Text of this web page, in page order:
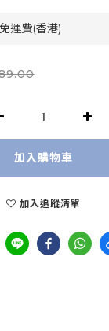
運費(香港)
加入購物車
加入追蹤清單